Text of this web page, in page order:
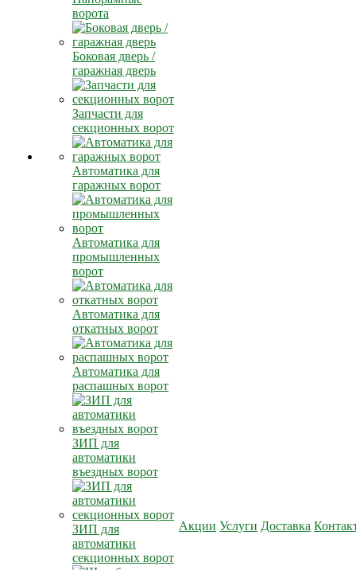
ворота
Боковая дверь /
гаражная дверь
Запчасти для
секционных ворот
Автоматика для
гаражных ворот
Автоматика для
промышленных
ворот
Автоматика для
откатных ворот
Автоматика для
распашных ворот
ЗИП для
автоматики
въездных ворот
ЗИП для
автоматики
секционных ворот
Акции Услуги Доставка